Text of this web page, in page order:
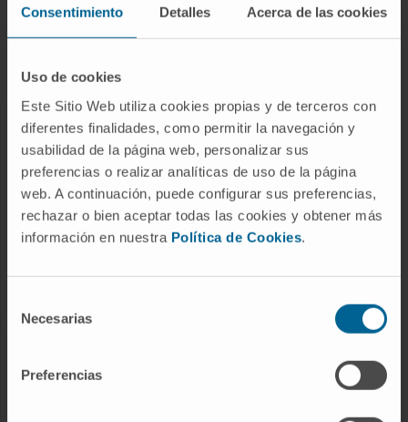
Consentimiento Detalles Acerca de las cookies
Uso de cookies
Este Sitio Web utiliza cookies propias y de terceros con
diferentes finalidades, como permitir la navegación y
usabilidad de la página web, personalizar sus
preferencias o realizar analíticas de uso de la página
web. A continuación, puede configurar sus preferencias,
rechazar o bien aceptar todas las cookies y obtener más
información en nuestra Política de Cookies.
Necesarias
Preferencias
Campus de la Universidad de Navarra
Organización
Portal de Transparencia
ENFERMEDADES
Cáncer
Enfermedades cardiovasculares